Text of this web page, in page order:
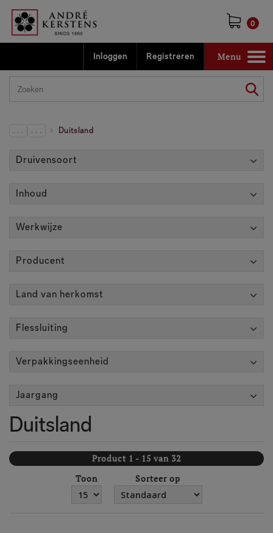
0
Inloggen Registreren
Toggle
navigation
Menu
. . . . . . Duitsland
Druivensoort
Inhoud
Werkwijze
Producent
Land van herkomst
Flessluiting
Verpakkingseenheid
Jaargang
Duitsland
Product 1 - 15 van 32
Toon
Sorteer op